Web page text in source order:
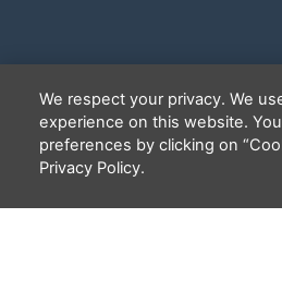
We respect your privacy. We
experience on this website.
preferences by clicking on
Privacy Policy.